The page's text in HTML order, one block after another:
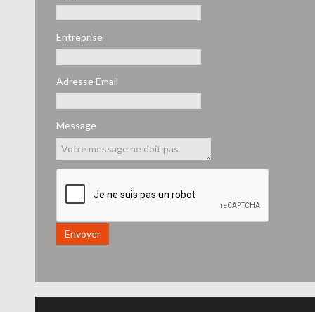
Entreprise
Adresse Email
Message
Envoyer